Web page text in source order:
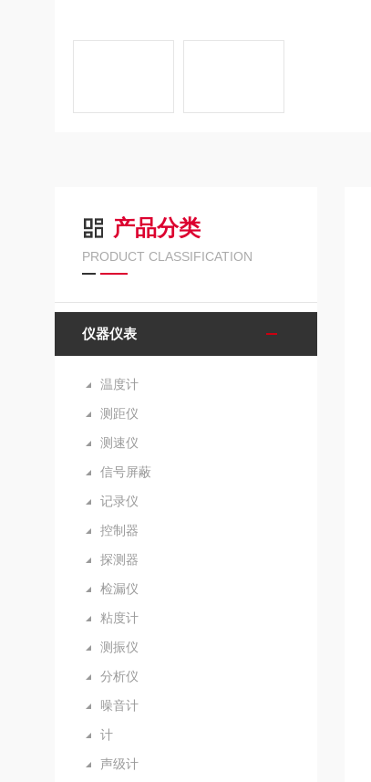
产品分类
PRODUCT CLASSIFICATION
仪器仪表
温度计
测距仪
测速仪
信号屏蔽
记录仪
控制器
探测器
检漏仪
粘度计
测振仪
分析仪
噪音计
计
声级计